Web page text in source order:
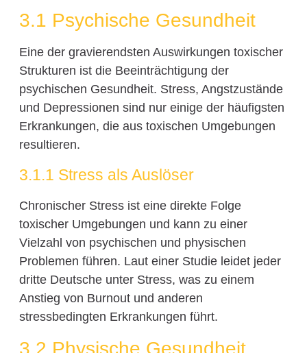
3.1 Psychische Gesundheit
Eine der gravierendsten Auswirkungen toxischer
Strukturen ist die Beeinträchtigung der
psychischen Gesundheit. Stress, Angstzustände
und Depressionen sind nur einige der häufigsten
Erkrankungen, die aus toxischen Umgebungen
resultieren.
3.1.1 Stress als Auslöser
Chronischer Stress ist eine direkte Folge
toxischer Umgebungen und kann zu einer
Vielzahl von psychischen und physischen
Problemen führen. Laut einer Studie leidet jeder
dritte Deutsche unter Stress, was zu einem
Anstieg von Burnout und anderen
stressbedingten Erkrankungen führt.
3.2 Physische Gesundheit